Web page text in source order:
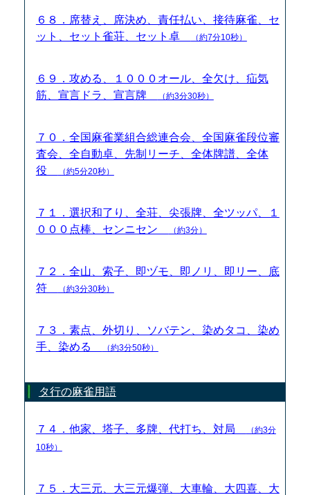
６８．席替え、席決め、責任払い、接待麻雀、セ
ット、セット雀荘、セット卓
（約7分10秒）
６９．攻める、１０００オール、全欠け、疝気
筋、宣言ドラ、宣言牌
（約3分30秒）
７０．全国麻雀業組合総連合会、全国麻雀段位審
査会、全自動卓、先制リーチ、全体牌譜、全体
役
（約5分20秒）
７１．選択和了り、全荘、尖張牌、全ツッパ、１
０００点棒、センニセン
（約3分）
７２．全山、索子、即ヅモ、即ノリ、即リー、底
符
（約3分30秒）
７３．素点、外切り、ソバテン、染めタコ、染め
手、染める
（約3分50秒）
タ行の麻雀用語
７４．他家、塔子、多牌、代打ち、対局
（約3分
10秒）
７５．大三元、大三元爆弾、大車輪、大四喜、大